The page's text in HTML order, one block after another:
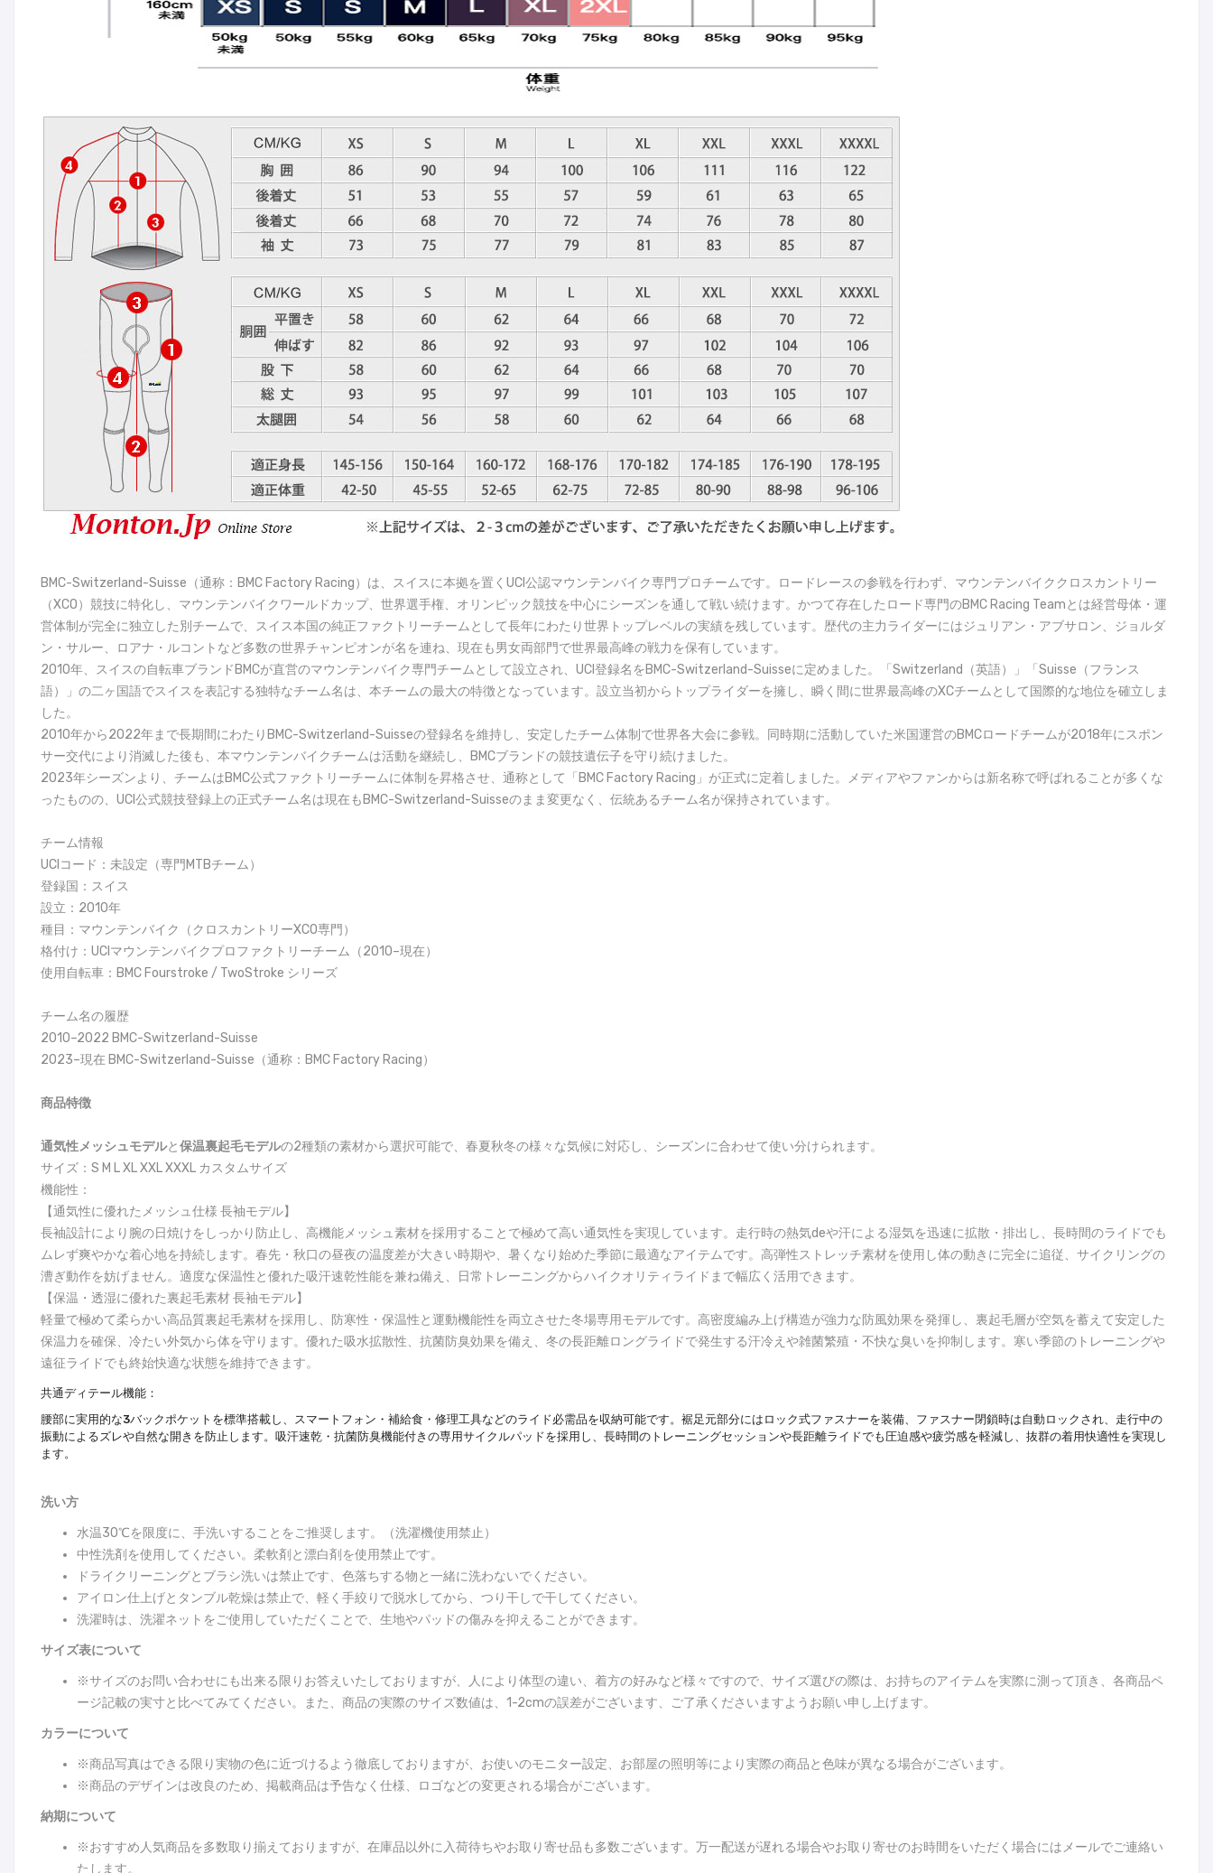
ウイッシュリストに入れる 比較リストに入れる
BMC-Switzerland-Suisse（通称：BMC Factory Racing）は、スイスに本拠を置くUCI公認マウンテンバイク専門プロチームです。ロードレースの参戦を行わず、マウンテンバイククロスカントリー
（XCO）競技に特化し、マウンテンバイクワールドカップ、世界選手権、オリンピック競技を中心にシーズンを通して戦い続けます。かつて存在したロード専門のBMC Racing Teamとは経営母体・運
営体制が完全に独立した別チームで、スイス本国の純正ファクトリーチームとして長年にわたり世界トップレベルの実績を残しています。歴代の主力ライダーにはジュリアン・アブサロン、ジョルダ
ン・サルー、ロアナ・ルコントなど多数の世界チャンピオンが名を連ね、現在も男女両部門で世界最高峰の戦力を保有しています。
2010年、スイスの自転車ブランドBMCが直営のマウンテンバイク専門チームとして設立され、UCI登録名をBMC-Switzerland-Suisseに定めました。「Switzerland（英語）」「Suisse（フランス
語）」の二ヶ国語でスイスを表記する独特なチーム名は、本チームの最大の特徴となっています。設立当初からトップライダーを擁し、瞬く間に世界最高峰のXCチームとして国際的な地位を確立しま
した。
2010年から2022年まで長期間にわたりBMC-Switzerland-Suisseの登録名を維持し、安定したチーム体制で世界各大会に参戦。同時期に活動していた米国運営のBMCロードチームが2018年にスポン
サー交代により消滅した後も、本マウンテンバイクチームは活動を継続し、BMCブランドの競技遺伝子を守り続けました。
2023年シーズンより、チームはBMC公式ファクトリーチームに体制を昇格させ、通称として「BMC Factory Racing」が正式に定着しました。メディアやファンからは新名称で呼ばれることが多くな
ったものの、UCI公式競技登録上の正式チーム名は現在もBMC-Switzerland-Suisseのまま変更なく、伝統あるチーム名が保持されています。
チーム情報
UCIコード：未設定（専門MTBチーム）
登録国：スイス
設立：2010年
種目：マウンテンバイク（クロスカントリーXCO専門）
格付け：UCIマウンテンバイクプロファクトリーチーム（2010–現在）
使用自転車：BMC Fourstroke / TwoStroke シリーズ
チーム名の履歴
2010–2022 BMC-Switzerland-Suisse
2023–現在 BMC-Switzerland-Suisse（通称：BMC Factory Racing）
商品特徴
通気性メッシュモデルと保温裏起毛モデルの2種類の素材から選択可能で、春夏秋冬の様々な気候に対応し、シーズンに合わせて使い分けられます。
サイズ：S M L XL XXL XXXL カスタムサイズ
機能性：
【通気性に優れたメッシュ仕様 長袖モデル】
長袖設計により腕の日焼けをしっかり防止し、高機能メッシュ素材を採用することで極めて高い通気性を実現しています。走行時の熱気deや汗による湿気を迅速に拡散・排出し、長時間のライドでも
ムレず爽やかな着心地を持続します。春先・秋口の昼夜の温度差が大きい時期や、暑くなり始めた季節に最適なアイテムです。高弾性ストレッチ素材を使用し体の動きに完全に追従、サイクリングの
漕ぎ動作を妨げません。適度な保温性と優れた吸汗速乾性能を兼ね備え、日常トレーニングからハイクオリティライドまで幅広く活用できます。
【保温・透湿に優れた裏起毛素材 長袖モデル】
軽量で極めて柔らかい高品質裏起毛素材を採用し、防寒性・保温性と運動機能性を両立させた冬場専用モデルです。高密度編み上げ構造が強力な防風効果を発揮し、裏起毛層が空気を蓄えて安定した
保温力を確保、冷たい外気から体を守ります。優れた吸水拡散性、抗菌防臭効果を備え、冬の長距離ロングライドで発生する汗冷えや雑菌繁殖・不快な臭いを抑制します。寒い季節のトレーニングや
遠征ライドでも終始快適な状態を維持できます。
共通ディテール機能：
腰部に実用的な3バックポケットを標準搭載し、スマートフォン・補給食・修理工具などのライド必需品を収納可能です。裾足元部分にはロック式ファスナーを装備、ファスナー閉鎖時は自動ロックされ、走行中の
振動によるズレや自然な開きを防止します。吸汗速乾・抗菌防臭機能付きの専用サイクルパッドを採用し、長時間のトレーニングセッションや長距離ライドでも圧迫感や疲労感を軽減し、抜群の着用快適性を実現し
ます。
洗い方
水温30℃を限度に、手洗いすることをご推奨します。（洗濯機使用禁止）
中性洗剤を使用してください。柔軟剤と漂白剤を使用禁止です。
ドライクリーニングとブラシ洗いは禁止です、色落ちする物と一緒に洗わないでください。
アイロン仕上げとタンブル乾燥は禁止で、軽く手絞りで脱水してから、つり干しで干してください。
洗濯時は、洗濯ネットをご使用していただくことで、生地やパッドの傷みを抑えることができます。
サイズ表について
※サイズのお問い合わせにも出来る限りお答えいたしておりますが、人により体型の違い、着方の好みなど様々ですので、サイズ選びの際は、お持ちのアイテムを実際に測って頂き、各商品ペ
ージ記載の実寸と比べてみてください。また、商品の実際のサイズ数値は、1-2cmの誤差がございます、ご了承くださいますようお願い申し上げます。
カラーについて
※商品写真はできる限り実物の色に近づけるよう徹底しておりますが、お使いのモニター設定、お部屋の照明等により実際の商品と色味が異なる場合がございます。
※商品のデザインは改良のため、掲載商品は予告なく仕様、ロゴなどの変更される場合がございます。
納期について
※おすすめ人気商品を多数取り揃えておりますが、在庫品以外に入荷待ちやお取り寄せ品も多数ございます。万一配送が遅れる場合やお取り寄せのお時間をいただく場合にはメールでご連絡い
たします。